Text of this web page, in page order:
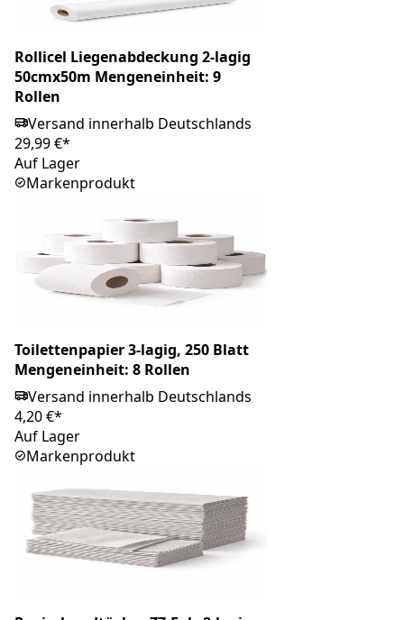
Rollicel Liegenabdeckung 2-lagig
50cmx50m Mengeneinheit: 9
Rollen
Versand innerhalb Deutschlands
29,99 €*
Auf Lager
Markenprodukt
Toilettenpapier 3-lagig, 250 Blatt
Mengeneinheit: 8 Rollen
Versand innerhalb Deutschlands
4,20 €*
Auf Lager
Markenprodukt